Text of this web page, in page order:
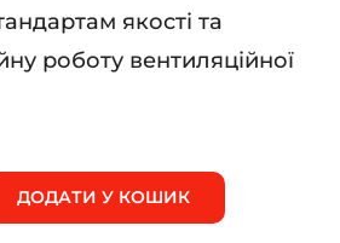
якості та
роботу вентиляційної
ДОДАТИ У КОШИК